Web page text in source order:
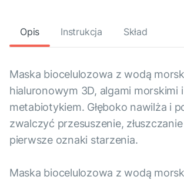
Opis Instrukcja Skład
Maska biocelulozowa z wodą
hialuronowym 3D, algami morskimi i
metabiotykiem. Głęboko nawilża i
zwalczyć przesuszenie,
pierwsze oznaki starzenia.
Maska biocelulozowa z wodą